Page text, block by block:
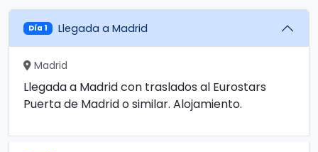
Día 1 Llegada a Madrid
Madrid
Llegada a Madrid con traslados al Eurostars
Puerta de Madrid o similar. Alojamiento.